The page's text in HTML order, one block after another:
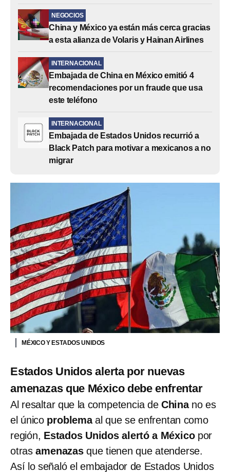
NEGOCIOS
China y México ya están más cerca gracias
a esta alianza de Volaris y Hainan Airlines
INTERNACIONAL
Embajada de China en México emitió 4
recomendaciones por un fraude que usa
este teléfono
INTERNACIONAL
Embajada de Estados Unidos recurrió a
Black Patch para motivar a mexicanos a no
migrar
MÉXICO Y ESTADOS UNIDOS
Estados Unidos alerta por nuevas
amenazas que México debe enfrentar
Al resaltar que la competencia de Chinano es
el único problemaal que se enfrentan como
región, Estados Unidos alertó a Méxicopor
otrasamenazasque tienen que atenderse.
Así lo señaló el embajador de Estados Unidos